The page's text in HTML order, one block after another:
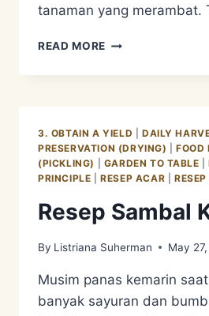
tanaman yang merambat.
READ MORE RESEP
KACANG
DAUN
PRAMBORS
3. OBTAIN A YIELD DAILY
PRESERVATION (DRYING) |FOOD
(PICKLING)
GARDEN TO TABLE |
PRINCIPLE |RESEP ACAR
Resep Sambal
By Listriana Suherman May
Musim panas kemarin
banyak sayuran dan